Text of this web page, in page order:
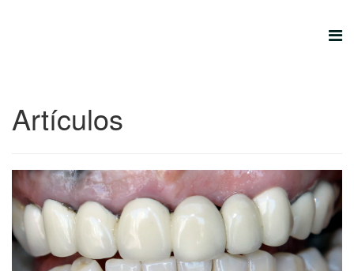
Artículos